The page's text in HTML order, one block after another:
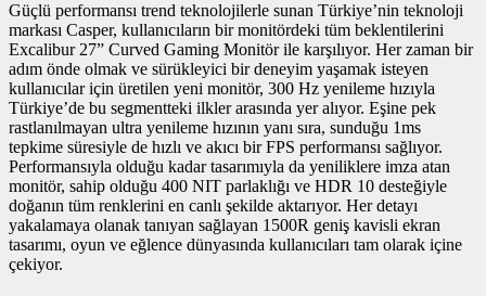
Güçlü performansı trend teknolojilerle sunan Türkiye’nin teknoloji
markası Casper, kullanıcıların bir monitördeki tüm beklentilerini
Excalibur 27” Curved Gaming Monitör ile karşılıyor. Her zaman bir
adım önde olmak ve sürükleyici bir deneyim yaşamak isteyen
kullanıcılar için üretilen yeni monitör, 300 Hz yenileme hızıyla
Türkiye’de bu segmentteki ilkler arasında yer alıyor. Eşine pek
rastlanılmayan ultra yenileme hızının yanı sıra, sunduğu 1ms
tepkime süresiyle de hızlı ve akıcı bir FPS performansı sağlıyor.
Performansıyla olduğu kadar tasarımıyla da yeniliklere imza atan
monitör, sahip olduğu 400 NIT parlaklığı ve HDR 10 desteğiyle
doğanın tüm renklerini en canlı şekilde aktarıyor. Her detayı
yakalamaya olanak tanıyan sağlayan 1500R geniş kavisli ekran
tasarımı, oyun ve eğlence dünyasında kullanıcıları tam olarak içine
çekiyor.